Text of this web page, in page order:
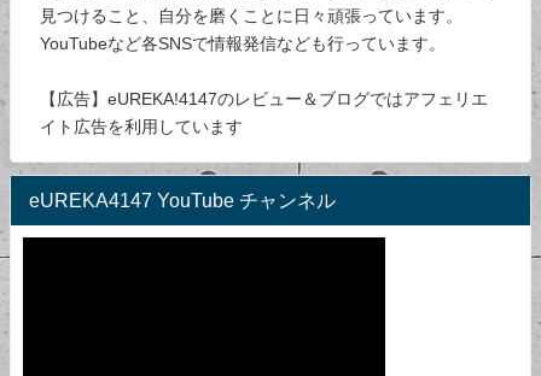
見つけること、自分を磨くことに日々頑張っています。
YouTubeなど各SNSで情報発信なども行っています。
【広告】eUREKA!4147のレビュー＆ブログではアフェリエ
イト広告を利用しています
eUREKA4147 YouTube チャンネル